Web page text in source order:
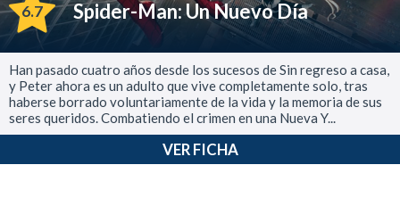
6.7 Spider-Man: Un Nuevo Día
Han pasado cuatro años desde los sucesos de Sin regreso a casa,
y Peter ahora es un adulto que vive completamente solo, tras
haberse borrado voluntariamente de la vida y la memoria de sus
seres queridos. Combatiendo el crimen en una Nueva Y...
VER FICHA